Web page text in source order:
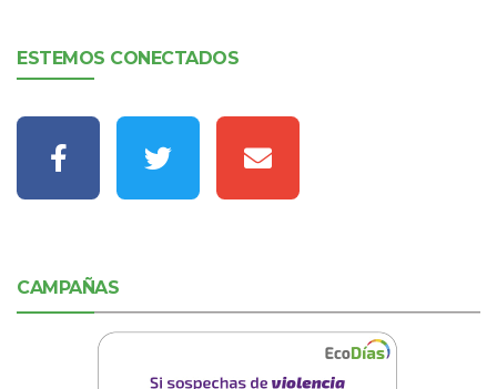
ESTEMOS CONECTADOS
CAMPAÑAS